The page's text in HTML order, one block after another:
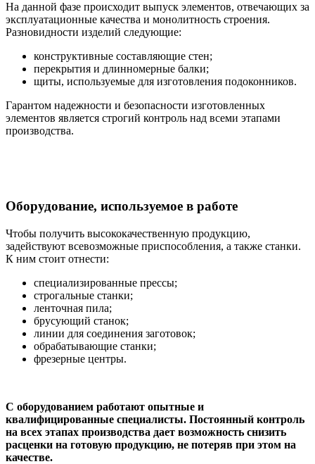
На данной фазе происходит выпуск элементов, отвечающих за
эксплуатационные качества и монолитность строения.
Разновидности изделий следующие:
конструктивные составляющие стен;
перекрытия и длинномерные балки;
щиты, используемые для изготовления подоконников.
Гарантом надежности и безопасности изготовленных
элементов является строгий контроль над всеми этапами
производства.
Оборудование, используемое в работе
Чтобы получить высококачественную продукцию,
задействуют всевозможные приспособления, а также станки.
К ним стоит отнести:
специализированные прессы;
строгальные станки;
ленточная пила;
брусующий станок;
линии для соединения заготовок;
обрабатывающие станки;
фрезерные центры.
С оборудованием работают опытные и
квалифицированные специалисты. Постоянный контроль
на всех этапах производства дает возможность снизить
расценки на готовую продукцию, не потеряв при этом на
качестве.